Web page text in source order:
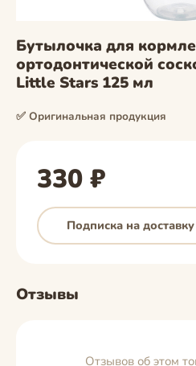
Бутылочка для
ортодонтической
Little Stars 125 мл
✅ Оригинальная продукция
330 ₽
Подписка на
Отзывы
Отзывов об этом